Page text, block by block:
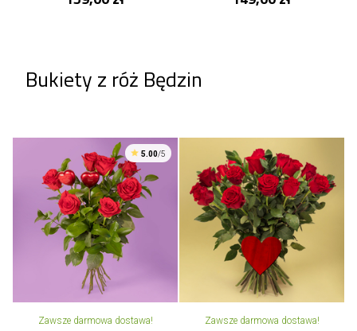
Bukiety z róż Będzin
5.00/5
Zawsze darmowa dostawa! Zawsze darmowa dostawa!